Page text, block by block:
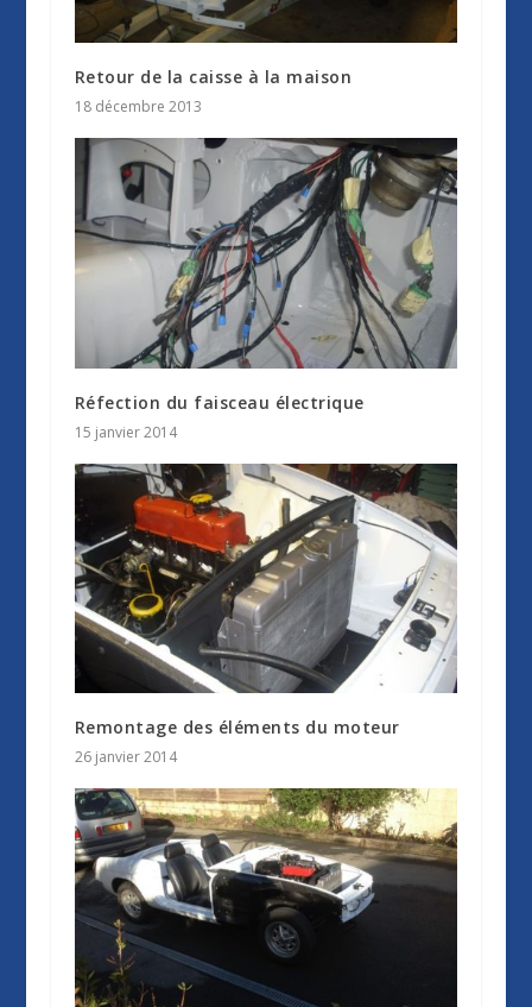
Retour de la caisse à la maison
18 décembre 2013
Réfection du faisceau électrique
15 janvier 2014
Remontage des éléments du moteur
26 janvier 2014